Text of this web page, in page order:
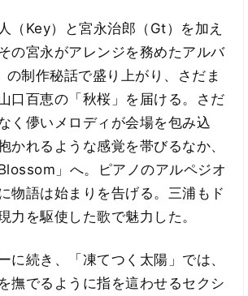
（Key）と宮永治郎（Gt）を加え
の宮永がアレンジを務めたアルバ
の制作秘話で盛り上がり、さだま
口百恵の「秋桜」を届ける。さだ
く儚いメロディが会場を包み込
かれるような感覚を帯びるなか、
」へ。ピアノのアルペジオ
物語は始まりを告げる。三浦もド
力を駆使した歌で魅力した。
続き、「凍てつく太陽」では、
撫でるように指を這わせるセクシ